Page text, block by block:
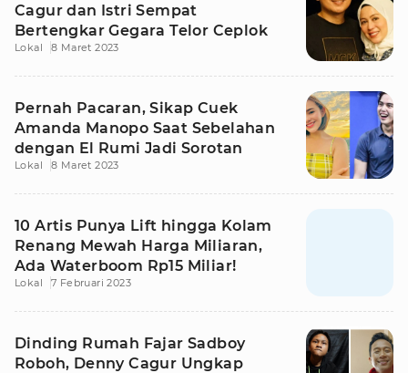
Cagur dan Istri Sempat
Bertengkar Gegara Telor Ceplok
Lokal 8 Maret 2023
Pernah Pacaran, Sikap Cuek
Amanda Manopo Saat Sebelahan
dengan El Rumi Jadi Sorotan
Lokal 8 Maret 2023
10 Artis Punya Lift hingga Kolam
Renang Mewah Harga Miliaran,
Ada Waterboom Rp15 Miliar!
Lokal 7 Februari 2023
Dinding Rumah Fajar Sadboy
Roboh, Denny Cagur Ungkap